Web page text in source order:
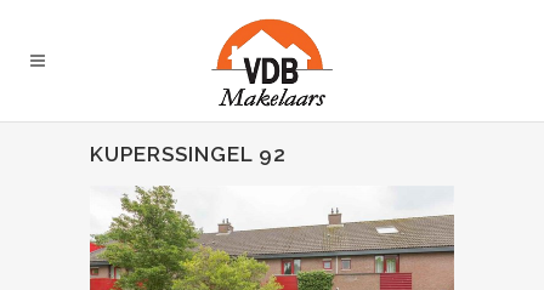
KUPERSSINGEL 92